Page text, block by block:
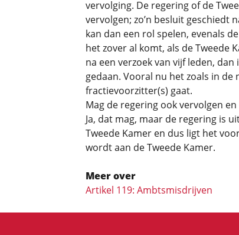
vervolging. De regering of de
vervolgen; zo’n besluit
kan dan een rol spelen, evenals
het zover al komt, als de Tweede
na een verzoek van vijf leden,
gedaan. Vooral nu het zoals in de
fractievoorzitter(s) gaat.
Mag de regering ook vervolgen
Ja, dat mag, maar de regering is
Tweede Kamer en dus ligt het
wordt aan de Tweede Kamer.
Meer over
Artikel 119: Ambtsmisdrijven